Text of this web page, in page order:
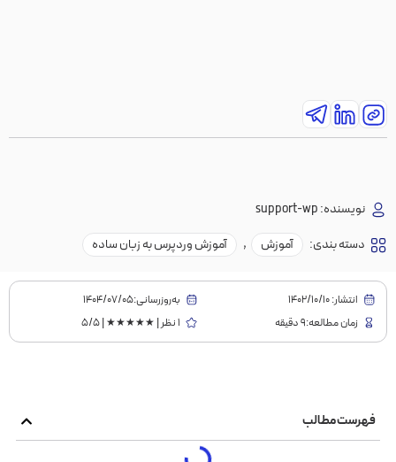
نویسنده:support-wp
دسته بندی:
آموزش , آموزش وردپرس به زبان ساده
انتشار:1402/10/10
به‌روز‌رسانی:۱۴۰۴/۰۷/۰۵
زمان مطالعه:9 دقیقه
1 نظر | ★★★★★ | 5/5
فهرست مطالب